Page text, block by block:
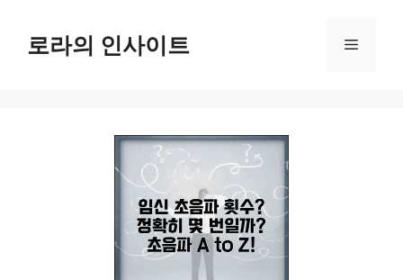
로라의 인사이트 메